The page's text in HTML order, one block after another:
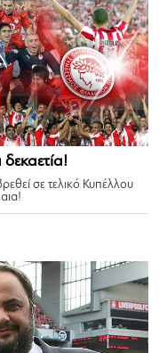
σε τελικό Κυπέλλου